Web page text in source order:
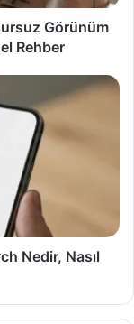
Görünüm
Rehber
Nedir, Nasıl